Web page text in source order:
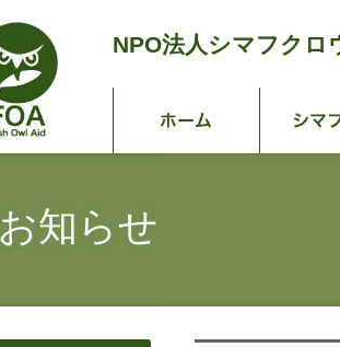
NPO法人 シマフクロ
ホーム
お知らせ